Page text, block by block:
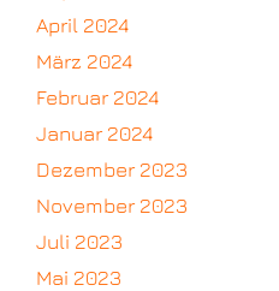
April 2024
März 2024
Februar 2024
Januar 2024
Dezember 2023
November 2023
Juli 2023
Mai 2023